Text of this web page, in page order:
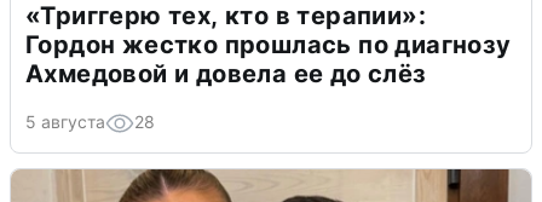
«Триггерю тех, кто в терапии»:
Гордон жестко прошлась по диагнозу
Ахмедовой и довела ее до слёз
5 августа 28